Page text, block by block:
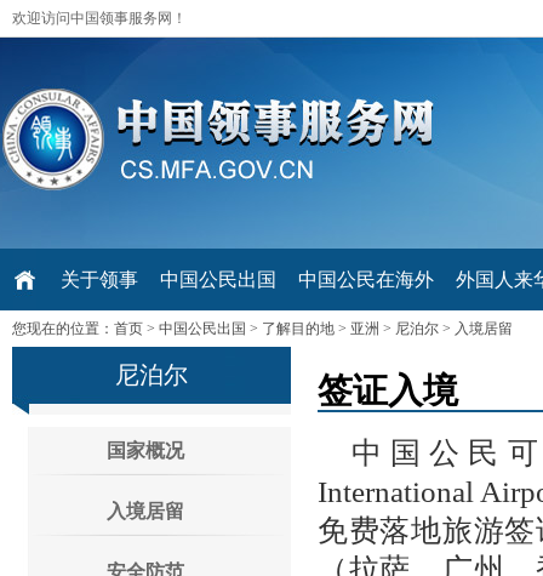
欢迎访问中国领事服务网！
关于领事 中国公民出国 中国公民在海外 外国人来
您现在的位置： 首页 > 中国公民出国 > 了解目的地 > 亚洲 > 尼泊尔 > 入境居留
尼泊尔
国家概况
入境居留
安全防范
签证入境
中国公民
International
免费落地旅游
（拉萨、广州